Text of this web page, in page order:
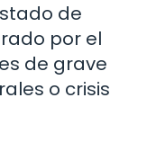
de
por el
de grave
o crisis